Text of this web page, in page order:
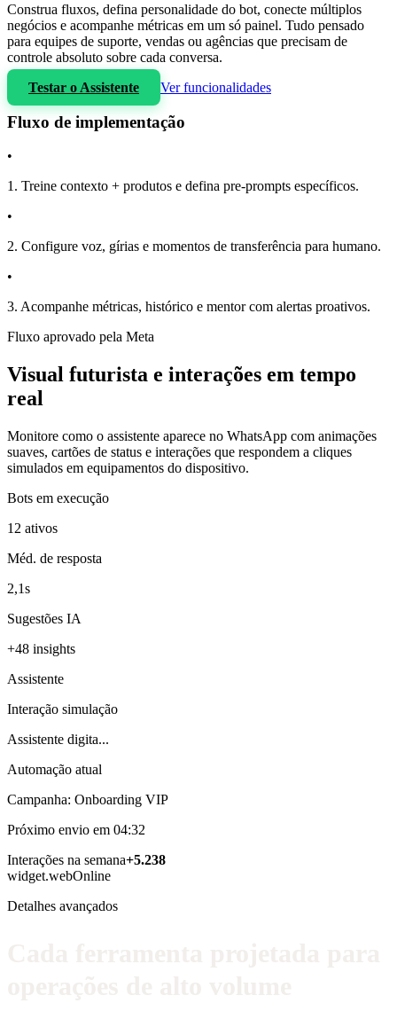
Construa fluxos, defina personalidade do bot, conecte múltiplos
negócios e acompanhe métricas em um só painel. Tudo pensado
para equipes de suporte, vendas ou agências que precisam de
controle absoluto sobre cada conversa.
Testar o Assistente
Ver funcionalidades
Fluxo de implementação
•
1. Treine contexto + produtos e defina pre-prompts específicos.
•
2. Configure voz, gírias e momentos de transferência para humano.
•
3. Acompanhe métricas, histórico e mentor com alertas proativos.
Fluxo aprovado pela Meta
Visual futurista e interações em tempo
real
Monitore como o assistente aparece no WhatsApp com animações
suaves, cartões de status e interações que respondem a cliques
simulados em equipamentos do dispositivo.
Bots em execução
12 ativos
Méd. de resposta
2,1s
Sugestões IA
+48 insights
Assistente
Interação simulação
Assistente digita...
Automação atual
Campanha: Onboarding VIP
Próximo envio em 04:32
Interações na semana+5.238
widget.webOnline
Detalhes avançados